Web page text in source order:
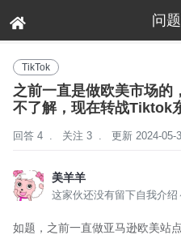
问
TikTok
之前一直是做欧美市场的
不了解，现在转战Tiktok
回答 4 . 关注 3 . 更新 2024-05-
美羊羊
这家伙还没有留下自我介绍
如题，之前一直做亚马逊欧美站